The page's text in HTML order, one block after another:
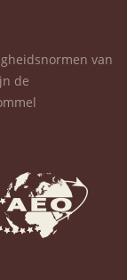
van
de